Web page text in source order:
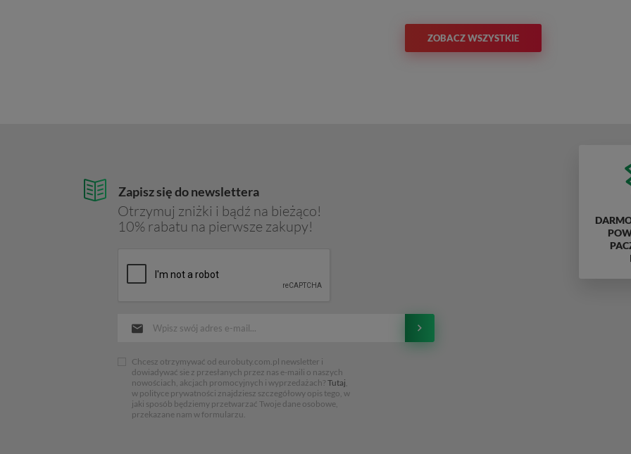
ZOBACZ WSZYSTKIE
Zapisz się do newslettera
Otrzymuj zniżki i bądź na bieżąco!
10% rabatu na pierwsze zakupy!
Chcesz otrzymywać od eurobuty.com.pl newsletter i
dowiadywać sie z przesłanych przez nas e-maili o naszych
nowościach, akcjach promocyjnych i wyprzedażach? Tutaj,
w polityce prywatności znajdziesz szczegółowy opis tego, w
jaki sposób będziemy przetwarzać Twoje dane osobowe,
przekazane nam w formularzu.